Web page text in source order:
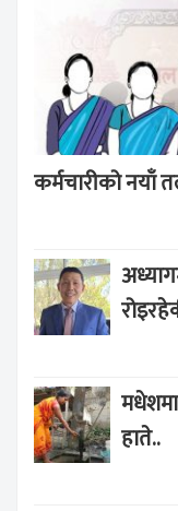
कर्मचारीको
हाते..